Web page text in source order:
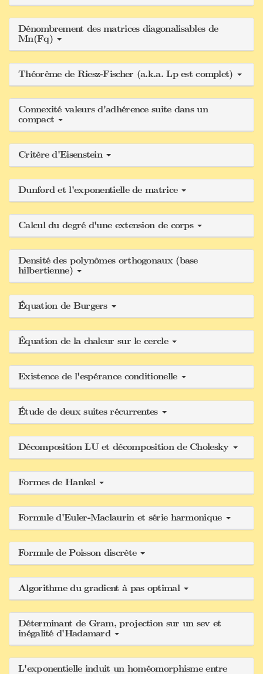
Dénombrement des matrices diagonalisables de
Mn(Fq)
Théorème de Riesz-Fischer (a.k.a. Lp est complet)
Connexité valeurs d'adhérence suite dans un
compact
Critère d'Eisenstein
Dunford et l'exponentielle de matrice
Calcul du degré d'une extension de corps
Densité des polynômes orthogonaux (base
hilbertienne)
Équation de Burgers
Équation de la chaleur sur le cercle
Existence de l'espérance conditionelle
Étude de deux suites récurrentes
Décomposition LU et décomposition de Cholesky
Formes de Hankel
Formule d'Euler-Maclaurin et série harmonique
Formule de Poisson discrète
Algorithme du gradient à pas optimal
Déterminant de Gram, projection sur un sev et
inégalité d'Hadamard
L'exponentielle induit un homéomorphisme entre